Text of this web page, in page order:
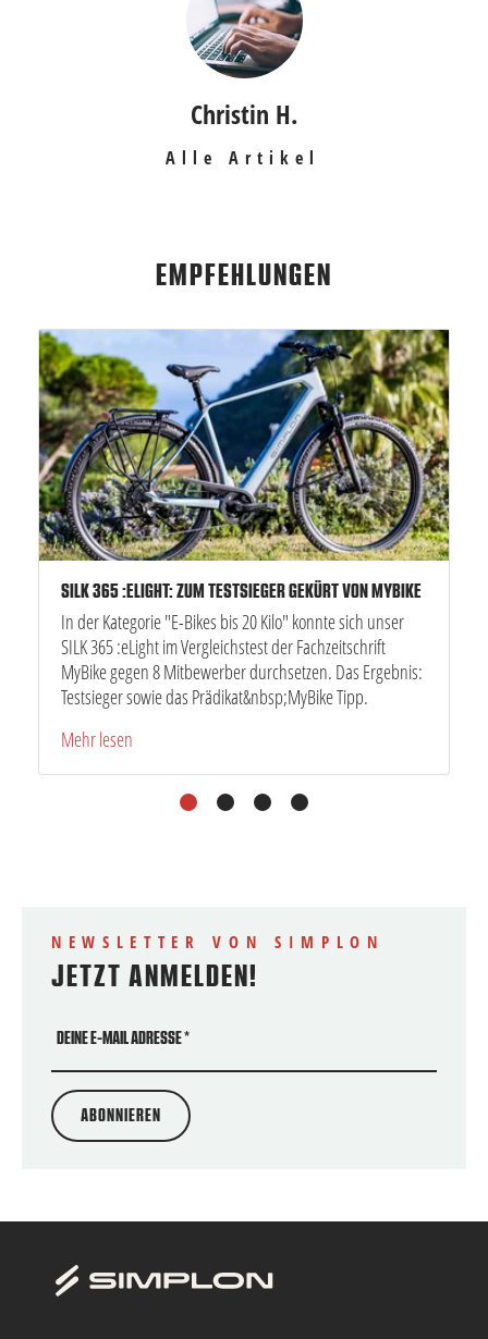
Christin H.
Alle Artikel
EMPFEHLUNGEN
SILK 365 :ELIGHT: ZUM TESTSIEGER GEKÜRT VON MYBIKE
In der Kategorie "E-Bikes bis 20 Kilo" konnte sich unser
SILK 365 :eLight im Vergleichstest der Fachzeitschrift
MyBike gegen 8 Mitbewerber durchsetzen. Das Ergebnis:
Testsieger sowie das Prädikat&nbsp;MyBike Tipp.
Mehr lesen
1 2 3 4
NEWSLETTER VON SIMPLON
JETZT ANMELDEN!
DEINE E-MAIL ADRESSE*
ABONNIEREN